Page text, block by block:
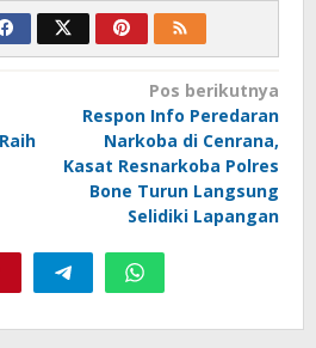
Pos berikutnya
Respon Info Peredaran
Narkoba di Cenrana,
Kasat Resnarkoba Polres
Bone Turun Langsung
Selidiki Lapangan